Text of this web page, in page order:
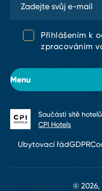
Menu
O hotelu
Pokoje
Restaurace a bary
Přihlášením k
zpracováním
Ubytovací řádGDPR
© 2026,
Součástí sítě hotelů
CPI Hotels